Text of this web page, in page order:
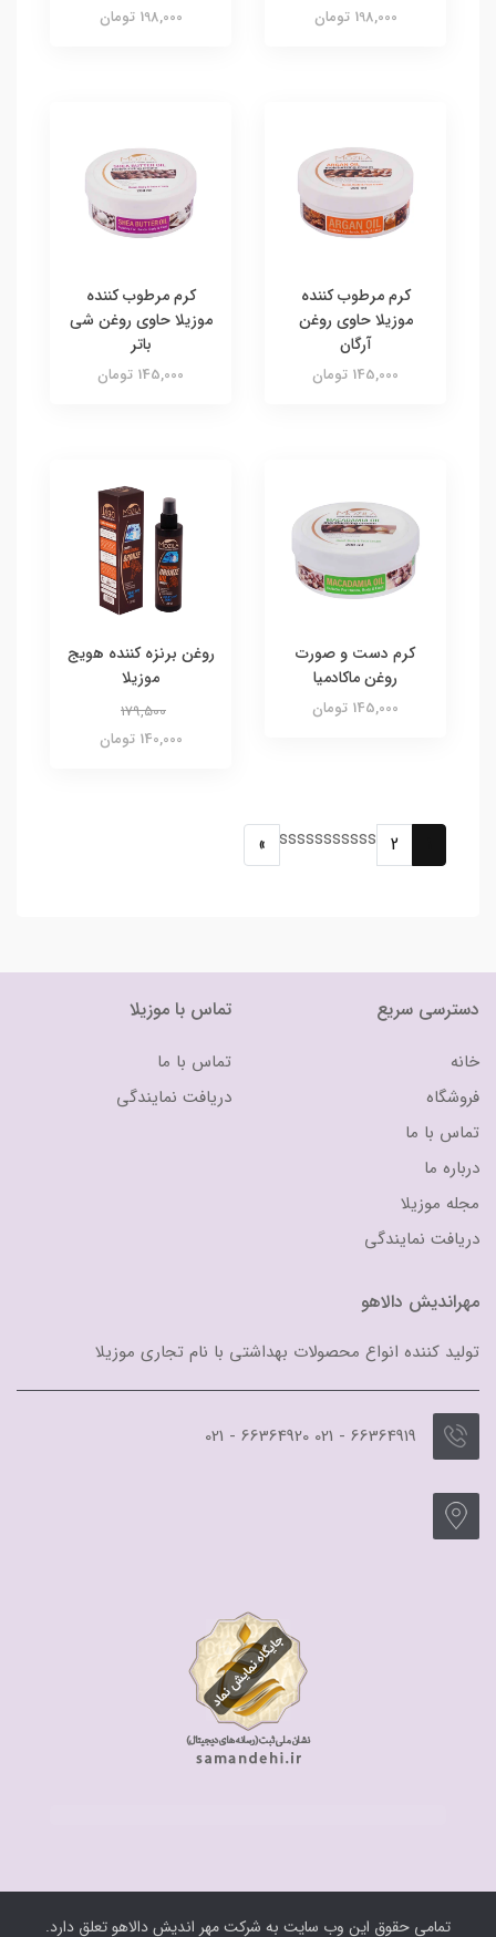
198,000 تومان 198,000 تومان
کرم مرطوب کننده
موزیلا حاوی روغن
آرگان
145,000 تومان
کرم مرطوب کننده
موزیلا حاوی روغن شی
باتر
145,000 تومان
کرم دست و صورت
روغن ماکادمیا
145,000 تومان
روغن برنزه کننده هویج
موزیلا
179,500
140,000 تومان
2
sssssssssss
»
دسترسی سریع
خانه
فروشگاه
تماس با ما
درباره ما
مجله موزیلا
دریافت نمایندگی
تماس با موزیلا
تماس با ما
دریافت نمایندگی
مهراندیش دالاهو
تولید کننده انواع محصولات بهداشتی با نام تجاری موزیلا
66364919 - 021 66364920 - 021
تمامی حقوق این وب سایت به شرکت مهر اندیش دالاهو تعلق دارد.